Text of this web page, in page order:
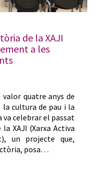
de la XAJI
a les
valor quatre anys de
cultura de pau i la
celebrar el passat
XAJI (Xarxa Activa
un projecte que,
posa…